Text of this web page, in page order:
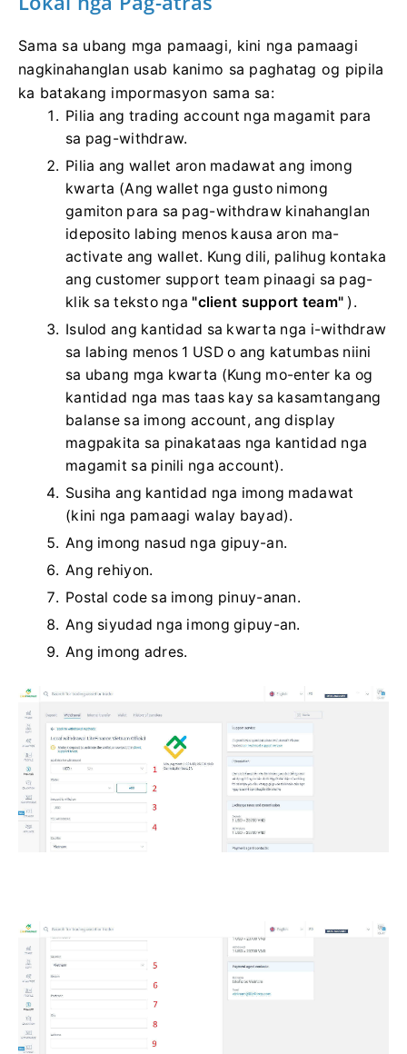
Sama sa ubang mga pamaagi, kini nga pamaagi
nagkinahanglan usab kanimo sa paghatag og pipila
ka batakang impormasyon sama sa:
Pilia ang trading account nga magamit para
sa pag-withdraw.
Pilia ang wallet aron madawat ang imong
kwarta (Ang wallet nga gusto nimong
gamiton para sa pag-withdraw kinahanglan
ideposito labing menos kausa aron ma-
activate ang wallet. Kung dili, palihug kontaka
ang customer support team pinaagi sa pag-
klik sa teksto nga"client support team" ).
Isulod ang kantidad sa kwarta nga i-withdraw
sa labing menos 1 USD o ang katumbas niini
sa ubang mga kwarta (Kung mo-enter ka og
kantidad nga mas taas kay sa kasamtangang
balanse sa imong account, ang display
magpakita sa pinakataas nga kantidad nga
magamit sa pinili nga account).
Susiha ang kantidad nga imong madawat
(kini nga pamaagi walay bayad).
Ang imong nasud nga gipuy-an.
Ang rehiyon.
Postal code sa imong pinuy-anan.
Ang siyudad nga imong gipuy-an.
Ang imong adres.